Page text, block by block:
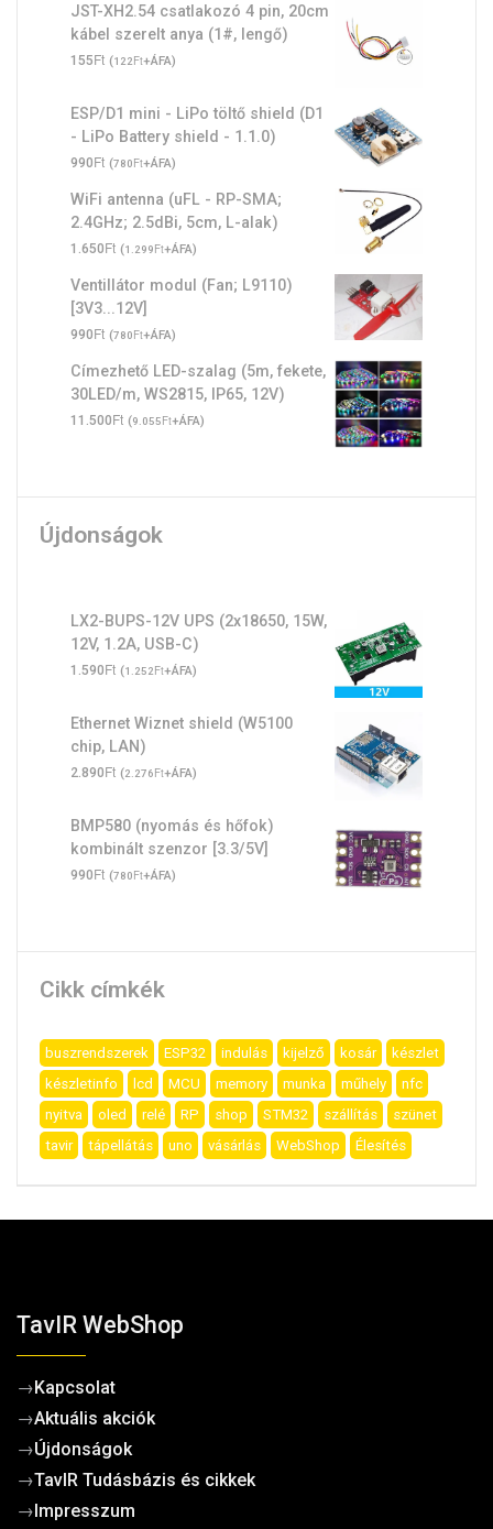
JST-XH2.54 csatlakozó 4 pin, 20cm
kábel szerelt anya (1#, lengő)
155Ft (122Ft+ÁFA)
ESP/D1 mini - LiPo töltő shield (D1
- LiPo Battery shield - 1.1.0)
990Ft (780Ft+ÁFA)
WiFi antenna (uFL - RP-SMA;
2.4GHz; 2.5dBi, 5cm, L-alak)
1.650Ft (1.299Ft+ÁFA)
Ventillátor modul (Fan; L9110)
[3V3...12V]
990Ft (780Ft+ÁFA)
Címezhető LED-szalag (5m, fekete,
30LED/m, WS2815, IP65, 12V)
11.500Ft (9.055Ft+ÁFA)
Újdonságok
LX2-BUPS-12V UPS (2x18650, 15W,
12V, 1.2A, USB-C)
1.590Ft (1.252Ft+ÁFA)
Ethernet Wiznet shield (W5100
chip, LAN)
2.890Ft (2.276Ft+ÁFA)
BMP580 (nyomás és hőfok)
kombinált szenzor [3.3/5V]
990Ft (780Ft+ÁFA)
Cikk címkék
buszrendszerek ESP32 indulás kijelző kosár
készlet
készletinfo
lcd MCU memory munka műhely
nfc
nyitva
oled relé RP shop STM32 szállítás
szünet
tavir
tápellátás uno vásárlás WebShop Élesítés
TavIR WebShop
→Kapcsolat
→Aktuális akciók
→Újdonságok
→TavIR Tudásbázis és cikkek
→Impresszum